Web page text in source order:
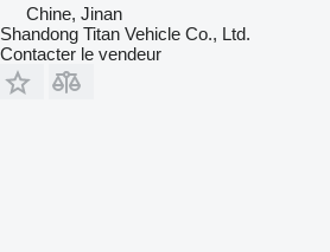
Chine, Jinan
Shandong Titan Vehicle Co., Ltd.
Contacter le vendeur